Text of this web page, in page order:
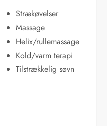
Strækøvelser
Massage
Helix/rullemassage
Kold/varm terapi
Tilstrækkelig søvn